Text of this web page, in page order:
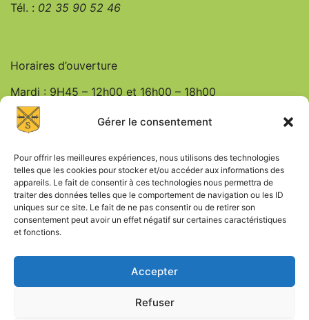
Gérer le consentement
Pour offrir les meilleures expériences, nous utilisons des technologies
telles que les cookies pour stocker et/ou accéder aux informations des
appareils. Le fait de consentir à ces technologies nous permettra de
traiter des données telles que le comportement de navigation ou les ID
uniques sur ce site. Le fait de ne pas consentir ou de retirer son
consentement peut avoir un effet négatif sur certaines caractéristiques
et fonctions.
Accepter
Refuser
Tél. : 02 35 90 52 46
Horaires d’ouverture
Mardi : 9H45 – 12h00 et 16h00 – 18h00
Jeudi : 9h45 – 12h00
Mentions Légales
Politique de Confidentialité